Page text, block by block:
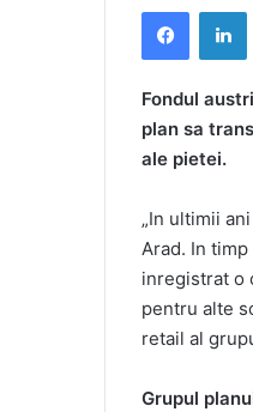
Fondul
plan sa
ale pietei.
„In ultimii
Arad. In
inregistrat o
pentru alte
retail al
Grupul